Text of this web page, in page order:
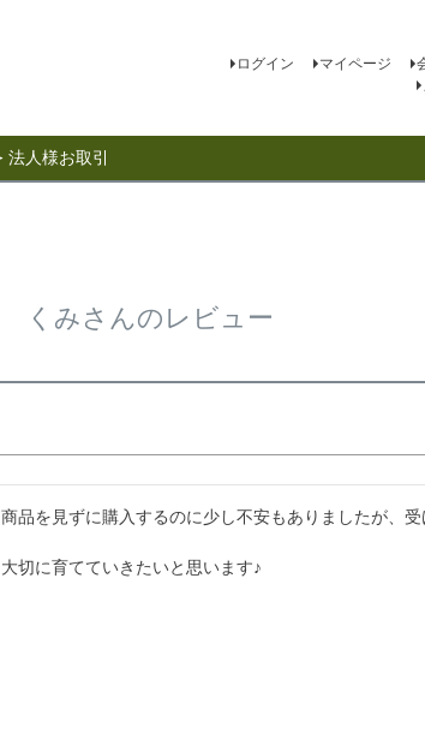
ログイン マイページ
法人様お取引
検索
くみさんのレビュー
商品を見ずに購入するのに少し不安もありましたが、受
大切に育てていきたいと思います♪